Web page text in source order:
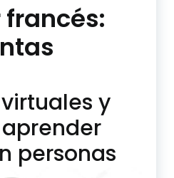
y
personas